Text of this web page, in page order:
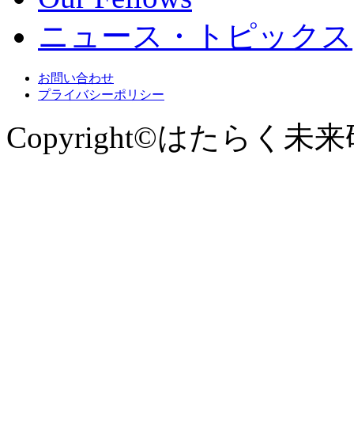
ニュース・トピックス
お問い合わせ
プライバシーポリシー
Copyright©はたらく未来